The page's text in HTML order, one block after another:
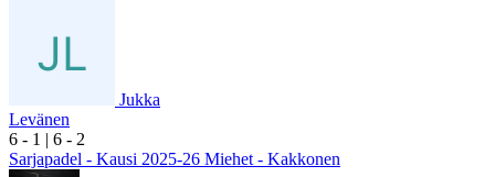
Jukka
Levänen
6 - 1 | 6 - 2
Sarjapadel - Kausi 2025-26 Miehet - Kakkonen